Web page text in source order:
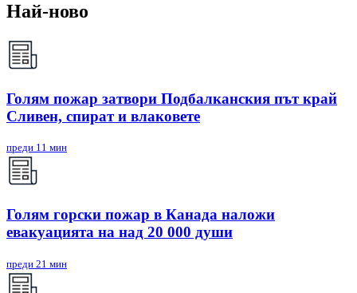
Най-ново
Голям пожар затвори Подбалканския път край
Сливен, спират и влаковете
преди 11 мин
Голям горски пожар в Канада наложи
евакуацията на над 20 000 души
преди 21 мин